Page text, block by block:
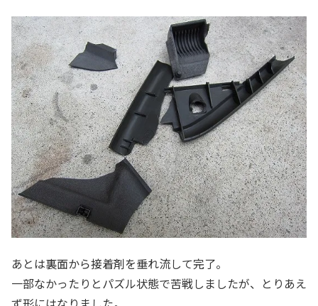
あとは裏面から接着剤を垂れ流して完了。
一部なかったりとパズル状態で苦戦しましたが、とりあえ